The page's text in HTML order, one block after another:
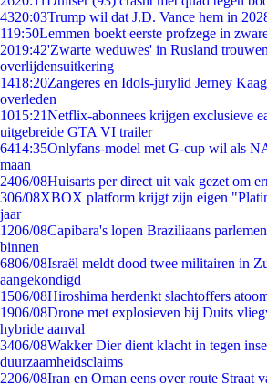
4320:03Trump wil dat J.D. Vance hem in
119:50Lemmen boekt eerste profzege in
2019:42'Zwarte weduwes' in Rusland
overlijdensuitkering
1418:20Zangeres en Idols-jurylid Jerney
overleden
1015:21Netflix-abonnees krijgen exclusieve
uitgebreide GTA VI trailer
6414:35Onlyfans-model met G-cup wil als
maan
2406/08Huisarts per direct uit vak gezet om
306/08XBOX platform krijgt zijn eigen
jaar
1206/08Capibara's lopen Braziliaans
binnen
6806/08Israël meldt dood twee militairen in
aangekondigd
1506/08Hiroshima herdenkt slachtoffers
1906/08Drone met explosieven bij Duits
hybride aanval
3406/08Wakker Dier dient klacht in tegen
duurzaamheidsclaims
2206/08Iran en Oman eens over route Straat